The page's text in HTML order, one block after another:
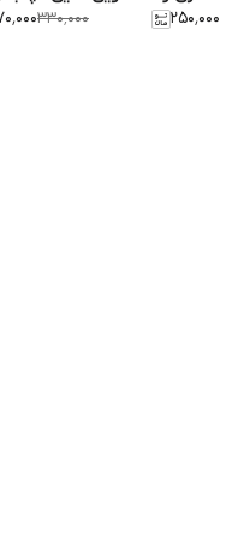
فری‌سایز
۲۵۰٬۰۰۰ ۳۳۰٬۰۰۰کلاین